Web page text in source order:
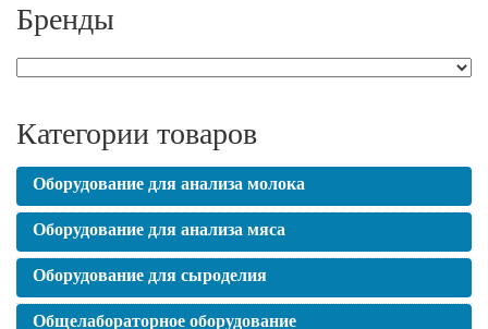
Бренды
Категории товаров
Оборудование для анализа молока
Оборудование для анализа мяса
Оборудование для сыроделия
Общелабораторное оборудование